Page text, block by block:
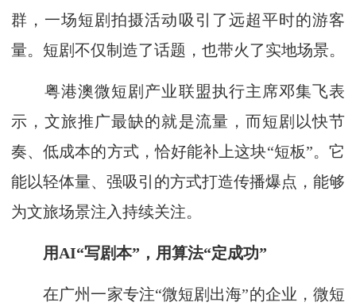
群，一场短剧拍摄活动吸引了远超平时的游客
量。短剧不仅制造了话题，也带火了实地场景。
粤港澳微短剧产业联盟执行主席邓集飞表
示，文旅推广最缺的就是流量，而短剧以快节
奏、低成本的方式，恰好能补上这块“短板”。它
能以轻体量、强吸引的方式打造传播爆点，能够
为文旅场景注入持续关注。
用AI“写剧本”，用算法“定成功”
在广州一家专注“微短剧出海”的企业，微短